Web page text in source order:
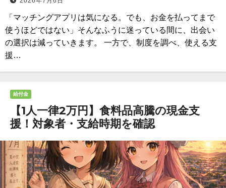
「マッチングアプリは気になる。でも、お金を払ってまで
使うほどではない」そんなふうに迷っている間に、出会い
の選択は減っていきます。 一方で、制度を調べ、使える支
援…
給付金
【1人一律2万円】食料品高騰の現金支
援！対象者・支給時期を確認